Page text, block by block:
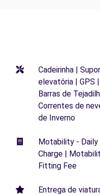
Cadeirinha |
elevatória | GPS
Barras de
Correntes de
de Inverno
Motability -
Charge |
Fitting Fee
Entrega de